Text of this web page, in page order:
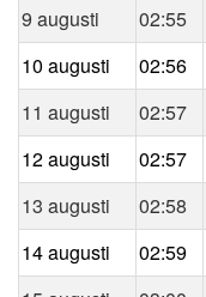
9 augusti
02:55
10 augusti
02:56
11 augusti
02:57
12 augusti
02:57
13 augusti
02:58
14 augusti
02:59